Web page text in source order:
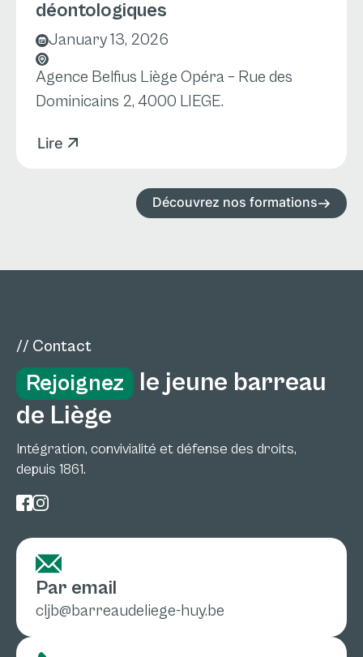
déontologiques
January 13, 2026
Agence Belfius Liège Opéra – Rue des
Dominicains 2, 4000 LIEGE.
Lire
Découvrez nos formations
// Contact
Rejoignez
le jeune barreau
de Liège
Intégration, convivialité et défense des droits,
depuis 1861.
Par email
cljb@barreaudeliege-huy.be